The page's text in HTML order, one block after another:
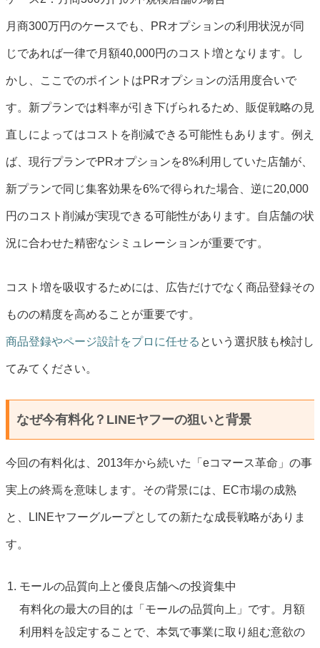
月商300万円のケースでも、PRオプションの利用状況が同
じであれば一律で月額40,000円のコスト増となります。し
かし、ここでのポイントはPRオプションの活用度合いで
す。新プランでは料率が引き下げられるため、販促戦略の見
直しによってはコストを削減できる可能性もあります。例え
ば、現行プランでPRオプションを8%利用していた店舗が、
新プランで同じ集客効果を6%で得られた場合、逆に20,000
円のコスト削減が実現できる可能性があります。自店舗の状
況に合わせた精密なシミュレーションが重要です。
コスト増を吸収するためには、広告だけでなく商品登録その
ものの精度を高めることが重要です。
商品登録やページ設計をプロに任せる という選択肢も検討し
てみてください。
なぜ今有料化？LINEヤフーの狙いと背景
今回の有料化は、2013年から続いた「eコマース革命」の事
実上の終焉を意味します。その背景には、EC市場の成熟
と、LINEヤフーグループとしての新たな成長戦略がありま
す。
モールの品質向上と優良店舗への投資集中
有料化の最大の目的は「モールの品質向上」です。月額
利用料を設定することで、本気で事業に取り組む意欲の